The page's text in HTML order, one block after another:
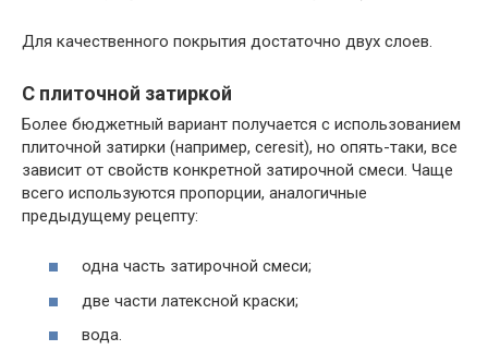
Для качественного покрытия достаточно двух слоев.
С плиточной затиркой
Более бюджетный вариант получается с использованием
плиточной затирки (например, ceresit), но опять-таки, все
зависит от свойств конкретной затирочной смеси. Чаще
всего используются пропорции, аналогичные
предыдущему рецепту:
одна часть затирочной смеси;
две части латексной краски;
вода.